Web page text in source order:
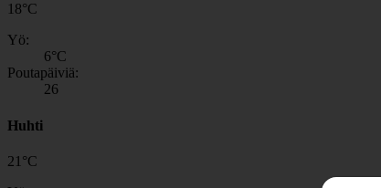
18°C
Yö:
6°C
Poutapäiviä:
26
Huhti
21 °C